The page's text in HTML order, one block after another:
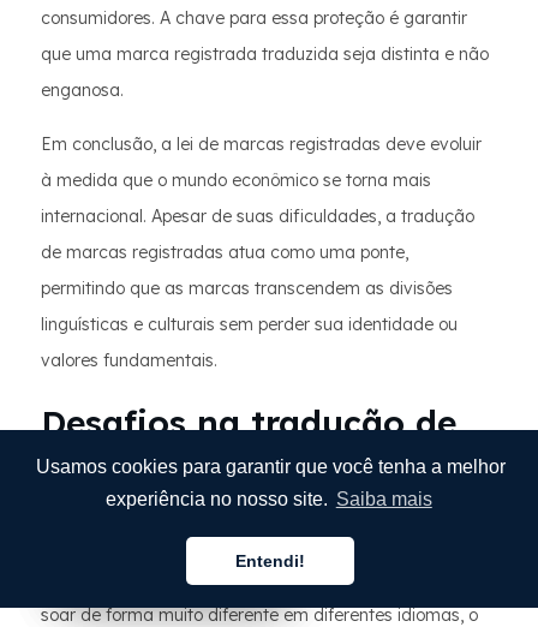
Usamos cookies para garantir que você tenha a melhor
experiência no nosso site. Saiba mais
Entendi!
consumidores. A chave para essa proteção é garantir
que uma marca registrada traduzida seja distinta e não
enganosa.
Em conclusão, a lei de marcas registradas deve evoluir
à medida que o mundo econômico se torna mais
internacional. Apesar de suas dificuldades, a tradução
de marcas registradas atua como uma ponte,
permitindo que as marcas transcendem as divisões
linguísticas e culturais sem perder sua identidade ou
valores fundamentais.
Desafios na tradução de
marcas registradas
Diferenças fonéticas:
o nome de uma marca pode
soar de forma muito diferente em diferentes idiomas, o
Português
Português
Português